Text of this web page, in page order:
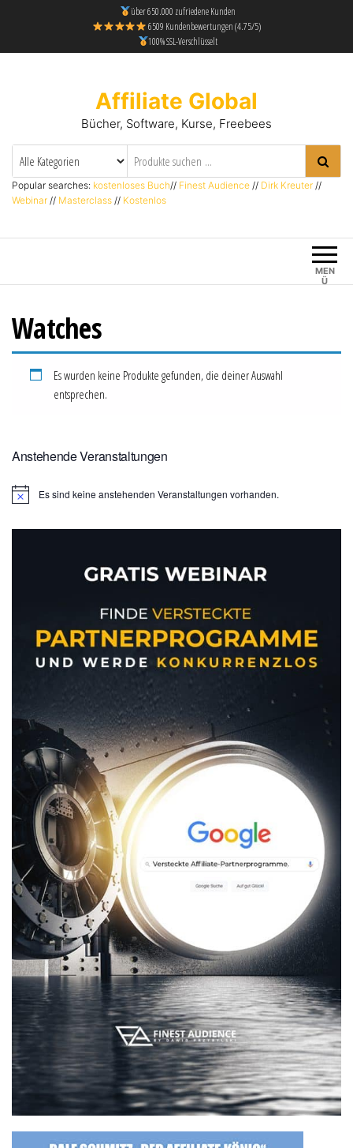
über 650.000 zufriedene Kunden
6509 Kundenbewertungen (4.75/5)
100% SSL-Verschlüsselt
Affiliate Global
Bücher, Software, Kurse, Freebees
Popular searches: kostenloses Buch// Finest Audience // Dirk Kreuter //
Webinar // Masterclass // Kostenlos
MEN
Ü
Watches
Es wurden keine Produkte gefunden, die deiner Auswahl
entsprechen.
Anstehende Veranstaltungen
H
Es sind keine anstehenden Veranstaltungen vorhanden.